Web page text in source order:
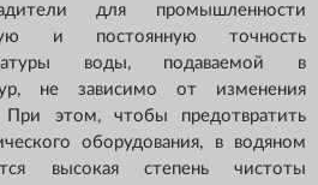
для промышленности
и постоянную точность
воды, подаваемой в
не зависимо от изменения
этом, чтобы предотвратить
оборудования, в водяном
высокая степень чистоты